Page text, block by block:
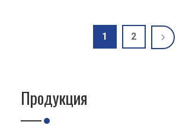
1 2
Продукция